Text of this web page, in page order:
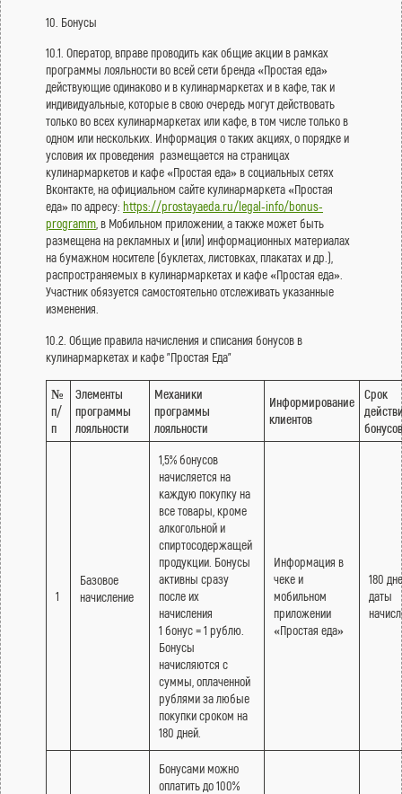
10. Бонусы
10.1. Оператор, вправе проводить как общие акции в рамках
программы лояльности во всей сети бренда «Простая еда»
действующие одинаково и в кулинармаркетах и в кафе, так и
индивидуальные, которые в свою очередь могут действовать
только во всех кулинармаркетах или кафе, в том числе только в
одном или нескольких. Информация о таких акциях, о порядке и
условия их проведения размещается на страницах
кулинармаркетов и кафе «Простая еда» в социальных сетях
Вконтакте, на официальном сайте кулинармаркета «Простая
еда» по адресу: https://prostayaeda.ru/legal-info/bonus-
programm , в Мобильном приложении, а также может быть
размещена на рекламных и (или) информационных материалах
на бумажном носителе (буклетах, листовках, плакатах и др.),
распространяемых в кулинармаркетах и кафе «Простая еда».
Участник обязуется самостоятельно отслеживать указанные
изменения.
10.2. Общие правила начисления и списания бонусов в
кулинармаркетах и кафе "Простая Еда"
№
п/
п
Элементы
программы
лояльности
Механики
программы
лояльности
Информирование
клиентов
Срок
бонусов
1
Базовое
начисление
1,5% бонусов
начисляется на
каждую покупку на
все товары, кроме
алкогольной и
спиртосодержащей
продукции. Бонусы
активны сразу
после их
начисления
1 бонус = 1 рублю.
Бонусы
начисляются с
суммы, оплаченной
рублями за любые
покупки сроком на
180 дней.
Информация в
чеке и
мобильном
приложении
«Простая еда»
180
даты
Бонусами можно
оплатить до 100%